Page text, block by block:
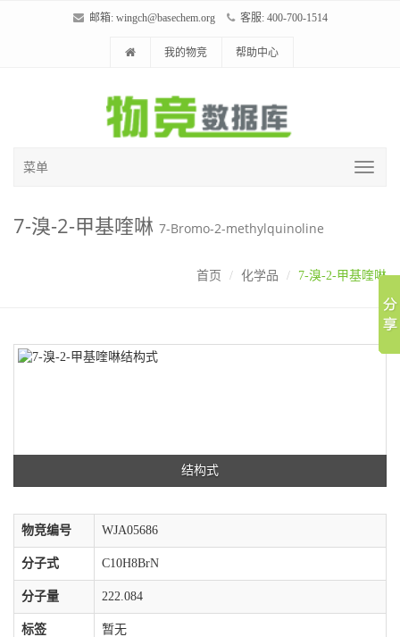
邮箱: wingch@basechem.org 客服: 400-700-1514
我的物竞 帮助中心
菜单
7-溴-2-甲基喹啉 7-Bromo-2-methylquinoline
首页 化学品 7-溴-2-甲基喹啉
结构式
物竞编号 WJA05686
分子式 C10H8BrN
分子量 222.084
标签 暂无